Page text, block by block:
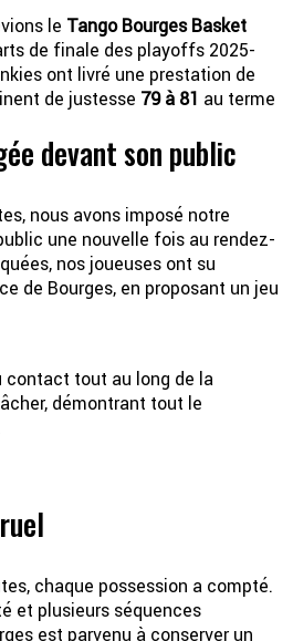
le Tango Bourges Basket
de finale des playoffs 2025-
ont livré une prestation de
de justesse 79 à 81 au terme
devant son public
nous avons imposé notre
une nouvelle fois au rendez-
nos joueuses ont su
de Bourges, en proposant un jeu
contact tout au long de la
démontrant tout le
chaque possession a compté.
et plusieurs séquences
est parvenu à conserver un